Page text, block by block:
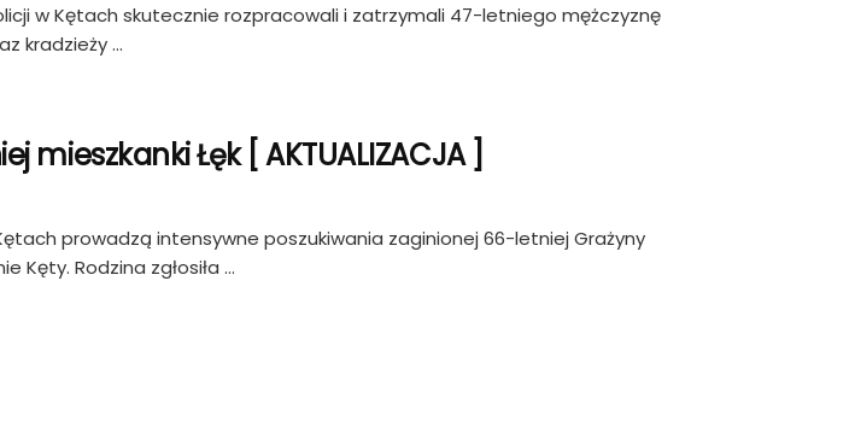
w Kętach skutecznie rozpracowali i zatrzymali 47-letniego mężczyznę
kradzieży ...
mieszkanki Łęk [ AKTUALIZACJA ]
prowadzą intensywne poszukiwania zaginionej 66-letniej Grażyny
Kęty. Rodzina zgłosiła ...